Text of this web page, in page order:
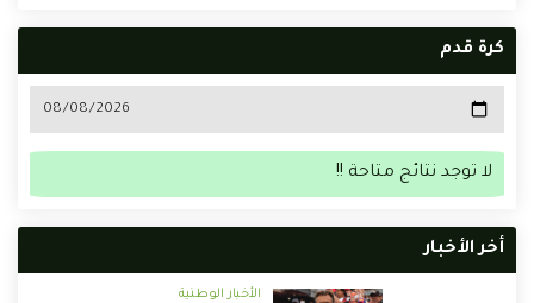
كرة قدم
لا توجد نتائج متاحة !!
أخر الأخبار
الأخبار الوطنية